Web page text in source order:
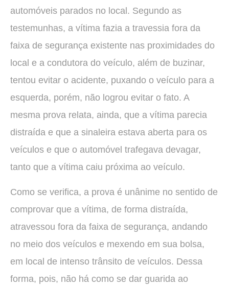
automóveis parados no local. Segundo as
testemunhas, a vítima fazia a travessia fora da
faixa de segurança existente nas proximidades do
local e a condutora do veículo, além de buzinar,
tentou evitar o acidente, puxando o veículo para a
esquerda, porém, não logrou evitar o fato. A
mesma prova relata, ainda, que a vítima parecia
distraída e que a sinaleira estava aberta para os
veículos e que o automóvel trafegava devagar,
tanto que a vítima caiu próxima ao veículo.
Como se verifica, a prova é unânime no sentido de
comprovar que a vítima, de forma distraída,
atravessou fora da faixa de segurança, andando
no meio dos veículos e mexendo em sua bolsa,
em local de intenso trânsito de veículos. Dessa
forma, pois, não há como se dar guarida ao